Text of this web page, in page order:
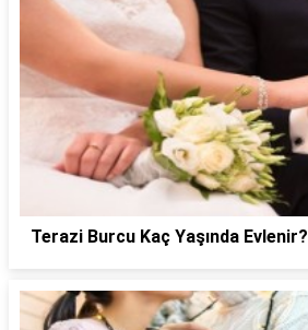
Terazi Burcu Kaç Yaşında Evlenir?